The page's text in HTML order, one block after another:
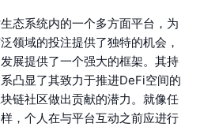
态系统内的一个多方面平台，为
领域的投注提供了独特的机会，
展提供了一个强大的框架。其持
凸显了其致力于推进DeFi空间的
链社区做出贡献的潜力。就像任
，个人在与平台互动之前应进行